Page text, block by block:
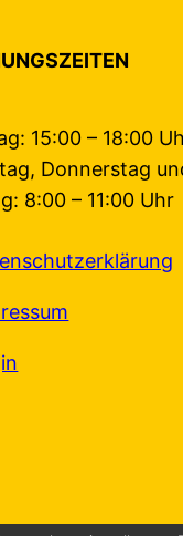
15:00 – 18:00
Donnerstag
8:00 – 11:00 Uhr